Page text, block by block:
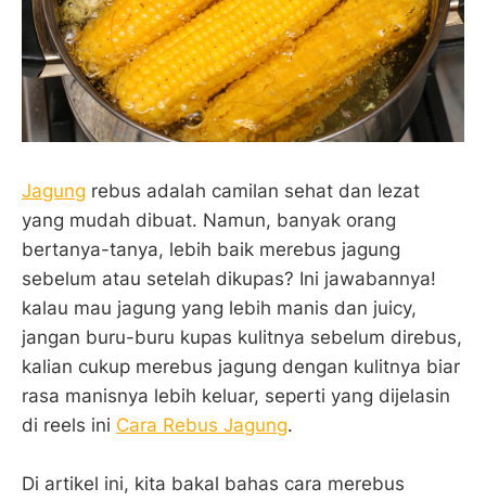
Jagung rebus adalah camilan sehat dan lezat
yang mudah dibuat. Namun, banyak orang
bertanya-tanya, lebih baik merebus jagung
sebelum atau setelah dikupas? Ini jawabannya!
kalau mau jagung yang lebih manis dan juicy,
jangan buru-buru kupas kulitnya sebelum direbus,
kalian cukup merebus jagung dengan kulitnya biar
rasa manisnya lebih keluar, seperti yang dijelasin
di reels ini Cara Rebus Jagung.
Di artikel ini, kita bakal bahas cara merebus